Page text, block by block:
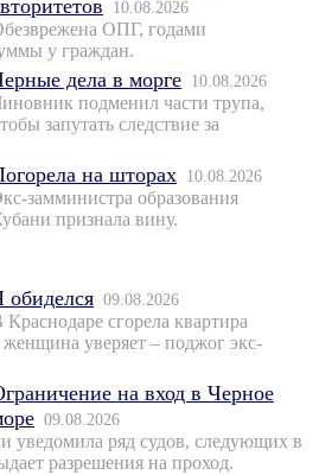
10.08.2026
ОПГ, годами
у граждан.
дела в морге 10.08.2026
подменил части трупа,
запутать следствие за
на шторах 10.08.2026
замминистра образования
признала вину.
обиделся 09.08.2026
Краснодаре сгорела квартира
уверяет – поджог экс-
на вход в Черное
09.08.2026
уведомила ряд судов, следующих в
разрешения на проход.